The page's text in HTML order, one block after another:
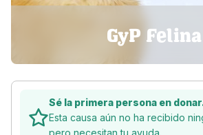
GyP Felina
Sé la primera persona en
Esta causa aún no ha recibido
pero necesitan tu ayuda.